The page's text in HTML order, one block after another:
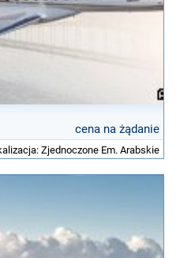
cena na żądanie
Zjednoczone Em. Arabskie